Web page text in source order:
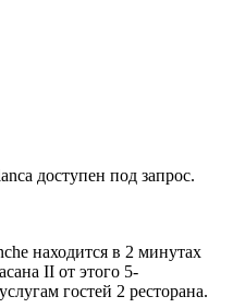
доступен под запрос.
находится в 2 минутах
II от этого 5-
гостей 2 ресторана.